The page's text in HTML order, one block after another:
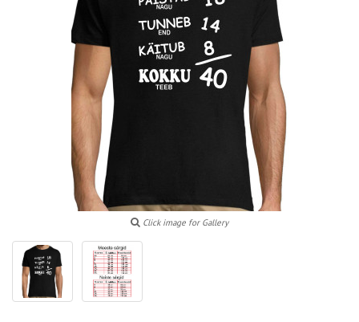
Click image for Gallery